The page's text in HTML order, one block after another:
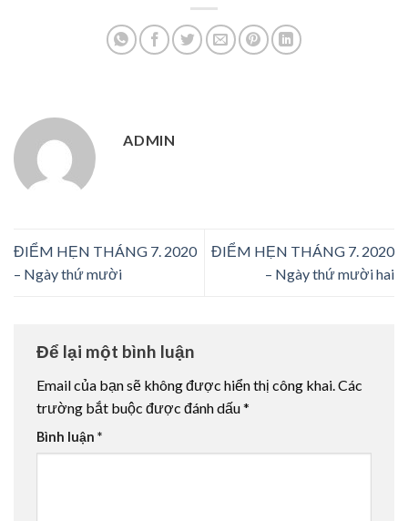
ADMIN
ĐIỂM HẸN THÁNG 7. 2020
– Ngày thứ mười
ĐIỂM HẸN THÁNG 7. 2020
– Ngày thứ mười hai
Để lại một bình luận
Email của bạn sẽ không được hiển thị công khai.Các
trường bắt buộc được đánh dấu*
Bình luận *